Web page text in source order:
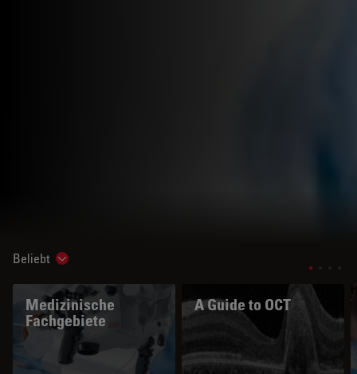
Beliebt Show subnavigation
Medizinische
Fachgebiete
A Guide to OCT